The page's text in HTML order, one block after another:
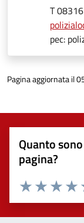
T
pec:
Pagina aggiornata il
Quanto
pagina?
Valuta
Valuta 2
Valuta 1 stelle